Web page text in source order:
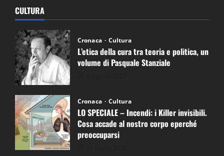
CULTURA
Cronaca Cultura
L’etica della cura tra teoria e politica, un
volume di Pasquale Stanziale
Cronaca Cultura
LO SPECIALE – Incendi: i Killer invisibili.
Cosa accade al nostro corpo eperché
preoccuparsi